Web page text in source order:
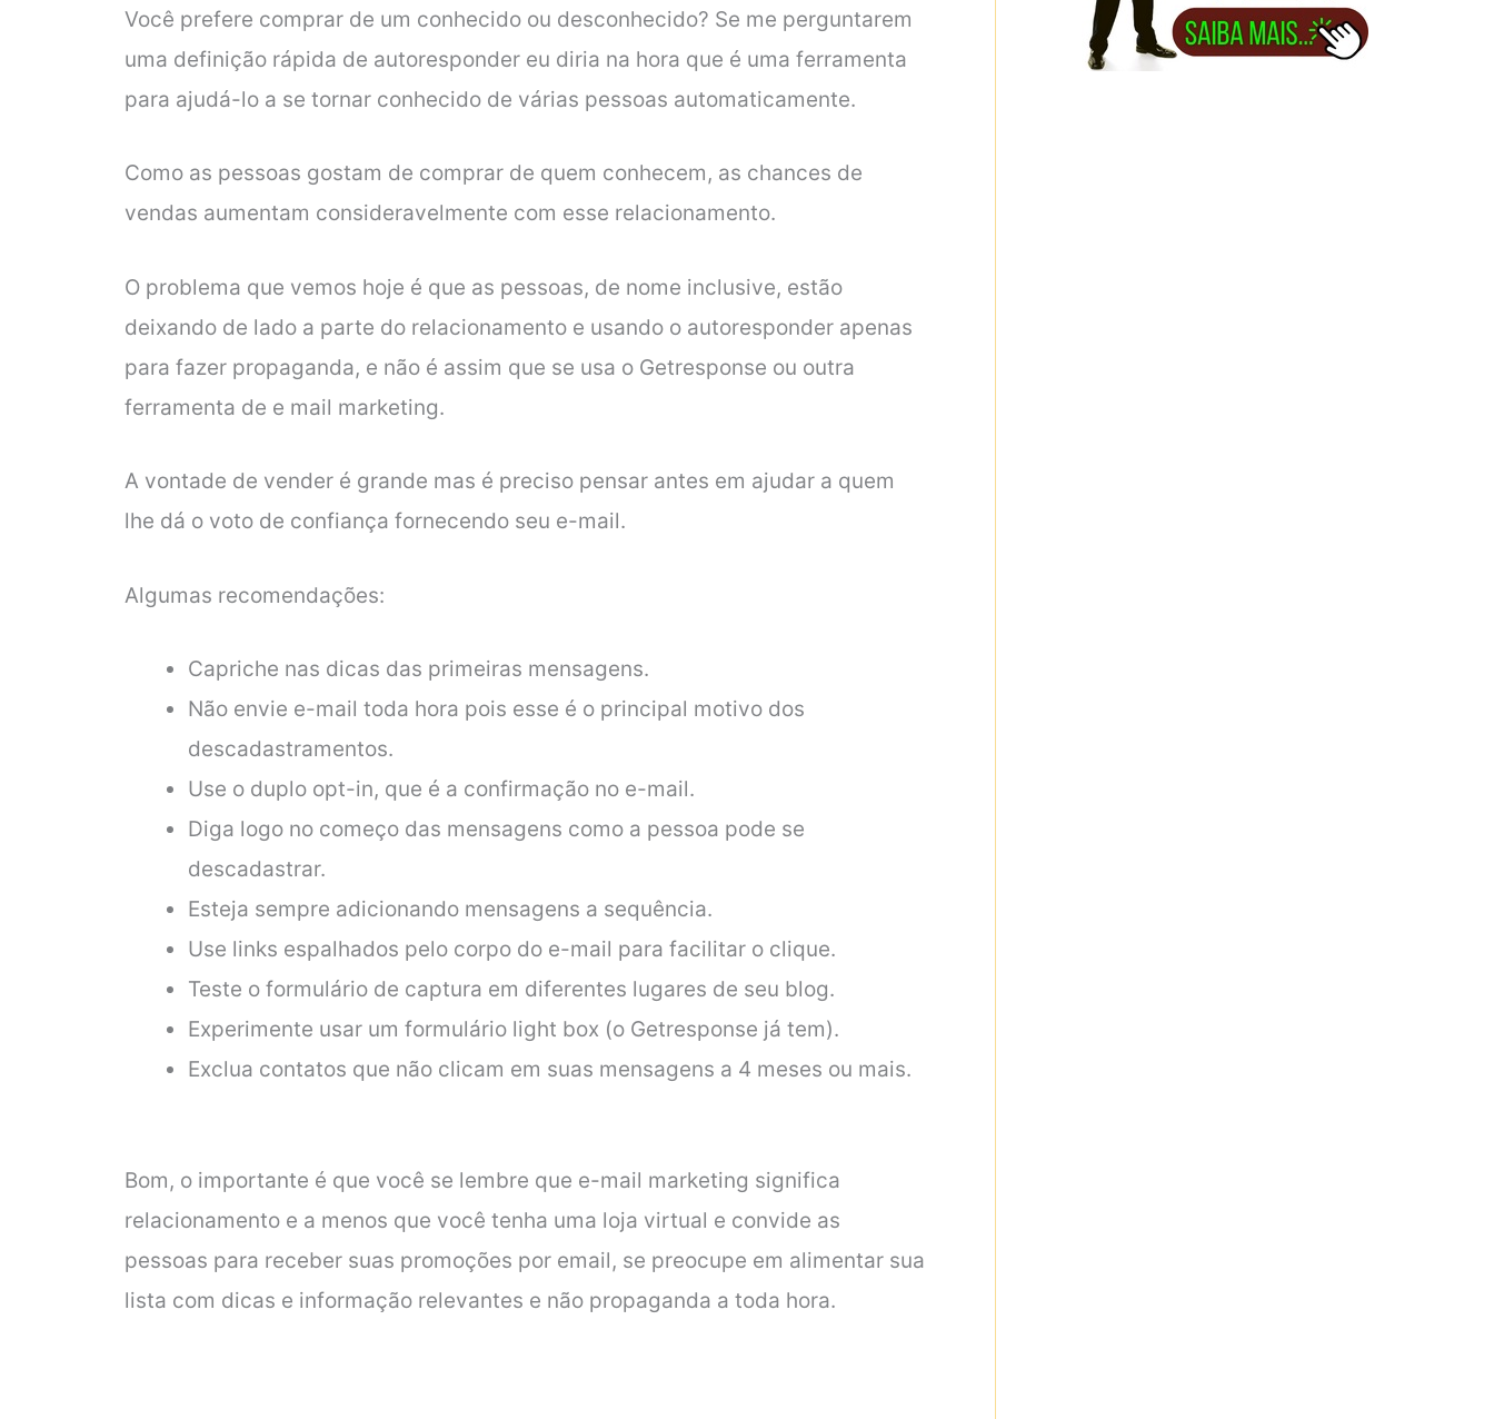
Você prefere comprar de um conhecido ou desconhecido? Se me perguntarem
uma definição rápida de autoresponder eu diria na hora que é uma ferramenta
para ajudá-lo a se tornar conhecido de várias pessoas automaticamente.
Como as pessoas gostam de comprar de quem conhecem, as chances de
vendas aumentam consideravelmente com esse relacionamento.
O problema que vemos hoje é que as pessoas, de nome inclusive, estão
deixando de lado a parte do relacionamento e usando o autoresponder apenas
para fazer propaganda, e não é assim que se usa o Getresponse ou outra
ferramenta de e mail marketing.
A vontade de vender é grande mas é preciso pensar antes em ajudar a quem
lhe dá o voto de confiança fornecendo seu e-mail.
Algumas recomendações:
Capriche nas dicas das primeiras mensagens.
Não envie e-mail toda hora pois esse é o principal motivo dos
descadastramentos.
Use o duplo opt-in, que é a confirmação no e-mail.
Diga logo no começo das mensagens como a pessoa pode se
descadastrar.
Esteja sempre adicionando mensagens a sequência.
Use links espalhados pelo corpo do e-mail para facilitar o clique.
Teste o formulário de captura em diferentes lugares de seu blog.
Experimente usar um formulário light box (o Getresponse já tem).
Exclua contatos que não clicam em suas mensagens a 4 meses ou mais.
Bom, o importante é que você se lembre que e-mail marketing significa
relacionamento e a menos que você tenha uma loja virtual e convide as
pessoas para receber suas promoções por email, se preocupe em alimentar sua
lista com dicas e informação relevantes e não propaganda a toda hora.